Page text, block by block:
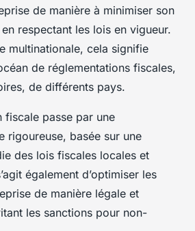
de manière à minimiser son
respectant les lois en vigueur.
multinationale, cela signifie
de réglementations fiscales,
de différents pays.
fiscale passe par une
rigoureuse, basée sur une
des lois fiscales locales et
également d’optimiser les
de manière légale et
les sanctions pour non-